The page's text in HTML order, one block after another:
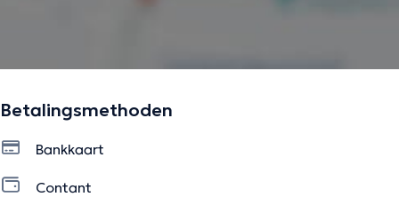
Betalingsmethoden
Bankkaart
Contant